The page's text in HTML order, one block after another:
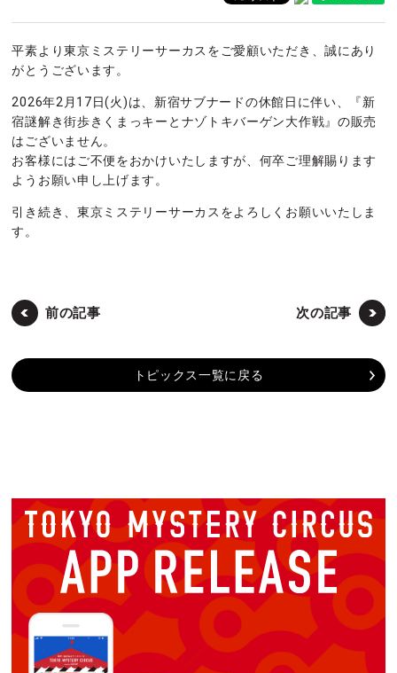
平素より東京ミステリーサーカスをご愛顧いただき、誠にあり
がとうございます。
2026年2月17日(火)は、新宿サブナードの休館日に伴い、『新
宿謎解き街歩きくまっキーとナゾトキバーゲン大作戦』の販売
はございません。
お客様にはご不便をおかけいたしますが、何卒ご理解賜ります
ようお願い申し上げます。
引き続き、東京ミステリーサーカスをよろしくお願いいたしま
す。
前の記事 次の記事
トピックス一覧に戻る